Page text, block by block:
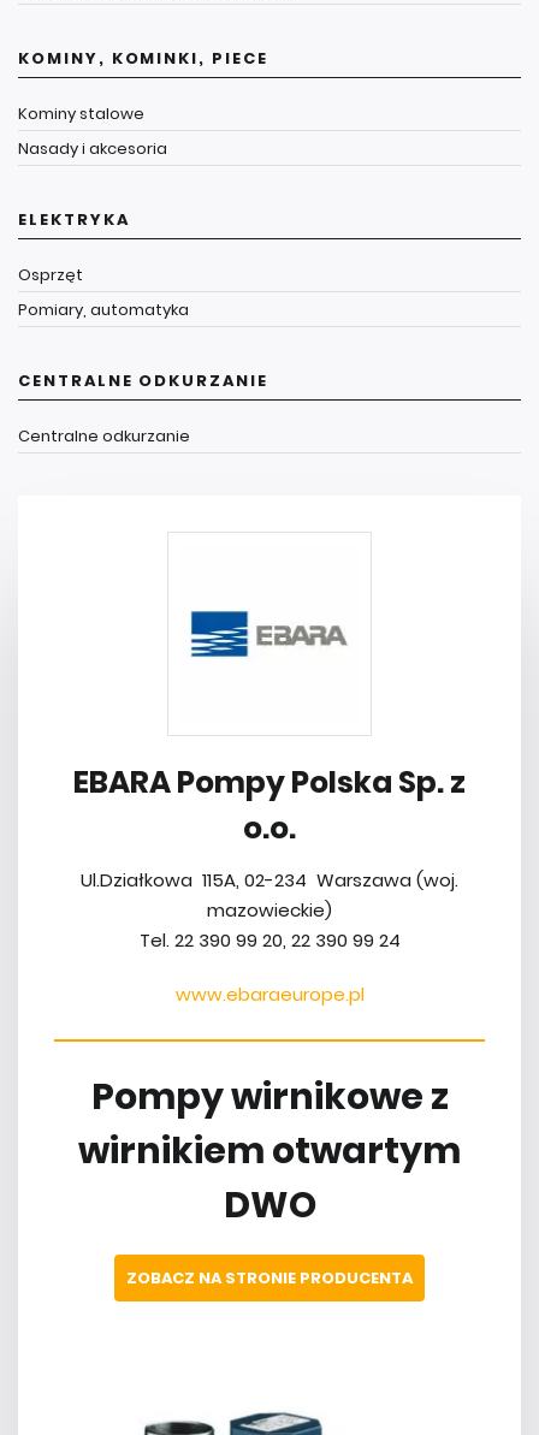
KOMINY, KOMINKI, PIECE
Kominy stalowe
Nasady i akcesoria
ELEKTRYKA
Osprzęt
Pomiary, automatyka
CENTRALNE ODKURZANIE
Centralne odkurzanie
EBARA Pompy Polska Sp. z
o.o.
Ul.Działkowa 115A, 02-234 Warszawa (woj.
mazowieckie)
Tel. 22 390 99 20, 22 390 99 24
www.ebaraeurope.pl
Pompy wirnikowe z
wirnikiem otwartym
DWO
ZOBACZ NA STRONIE PRODUCENTA